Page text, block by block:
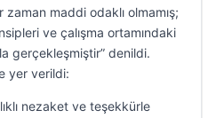
maddi odaklı olmamış;
ve çalışma ortamındaki
gerçekleşmiştir” denildi.
yer verildi:
nezaket ve teşekkürle